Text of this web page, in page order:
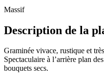
Massif
Description de la
Graminée vivace, rustique et
Spectaculaire à l’arrière plan
bouquets secs.